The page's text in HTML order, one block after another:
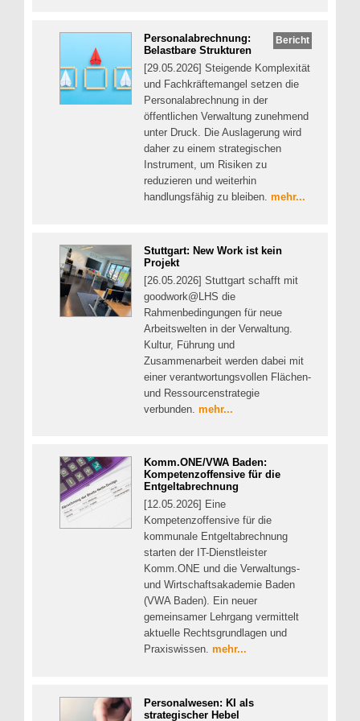
Bericht
Personalabrechnung:
Belastbare Strukturen
[29.05.2026] Steigende Komplexität
und Fachkräftemangel setzen die
Personalabrechnung in der
öffentlichen Verwaltung zunehmend
unter Druck. Die Auslagerung wird
daher zu einem strategischen
Instrument, um Risiken zu
reduzieren und weiterhin
handlungsfähig zu bleiben. mehr...
Stuttgart: New Work ist kein
Projekt
[26.05.2026] Stuttgart schafft mit
goodwork@LHS die
Rahmenbedingungen für neue
Arbeitswelten in der Verwaltung.
Kultur, Führung und
Zusammenarbeit werden dabei mit
einer verantwortungsvollen Flächen-
und Ressourcenstrategie
verbunden. mehr...
Komm.ONE/VWA Baden:
Kompetenzoffensive für die
Entgeltabrechnung
[12.05.2026] Eine
Kompetenzoffensive für die
kommunale Entgeltabrechnung
starten der IT-Dienstleister
Komm.ONE und die Verwaltungs-
und Wirtschaftsakademie Baden
(VWA Baden). Ein neuer
gemeinsamer Lehrgang vermittelt
aktuelle Rechtsgrundlagen und
Praxiswissen. mehr...
Personalwesen: KI als
strategischer Hebel